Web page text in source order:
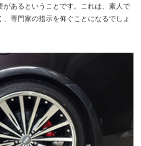
があるということです。これは、素人で
、専門家の指示を仰ぐことになるでしょ